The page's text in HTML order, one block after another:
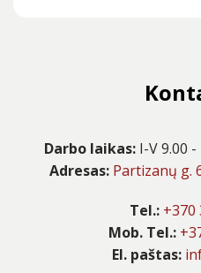
Darbo laikas:I-V 9.00 -
Adresas: Partizanų g.
Tel.: +370
Mob. Tel.:
El. paštas: